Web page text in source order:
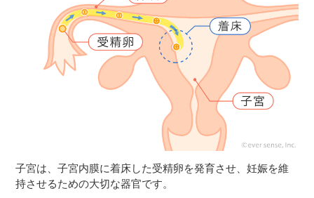
３〜６歳児
７〜１２歳児
子宮は、子宮内膜に着床した受精卵を発育させ、妊娠を維
持させるための大切な器官です。